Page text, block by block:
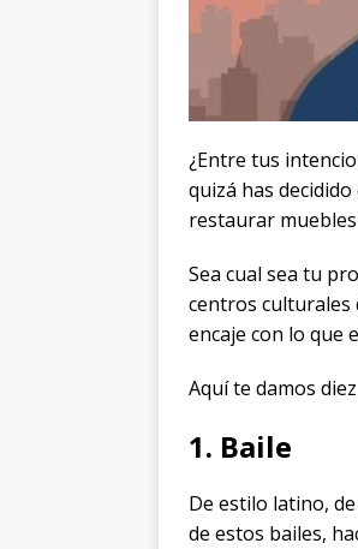
¿Entre tus
quizá has
restaurar
Sea cual sea tu
centros culturales
encaje con lo que
Aquí te damos
1. Baile
De estilo latino,
de estos bailes,